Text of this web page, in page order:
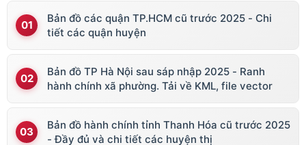
Bản đồ các quận TP.HCM cũ trước 2025 - Chi
tiết các quận huyện
Bản đồ TP Hà Nội sau sáp nhập 2025 - Ranh
hành chính xã phường. Tải về KML, file vector
Bản đồ hành chính tỉnh Thanh Hóa cũ trước 2025
- Đầy đủ và chi tiết các huyện thị